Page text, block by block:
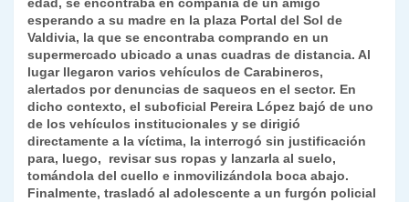
edad, se encontraba en compañía de un amigo
esperando a su madre en la plaza Portal del Sol de
Valdivia, la que se encontraba comprando en un
supermercado ubicado a unas cuadras de distancia. Al
lugar llegaron varios vehículos de Carabineros,
alertados por denuncias de saqueos en el sector. En
dicho contexto, el suboficial Pereira López bajó de uno
de los vehículos institucionales y se dirigió
directamente a la víctima, la interrogó sin justificación
para, luego, revisar sus ropas y lanzarla al suelo,
tomándola del cuello e inmovilizándola boca abajo.
Finalmente, trasladó al adolescente a un furgón policial